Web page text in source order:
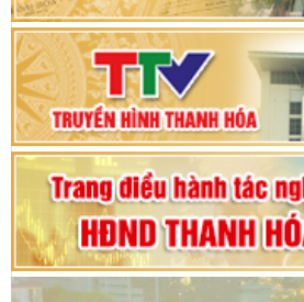
Thanh Hóa khóa XVIII,
Bế mạc Kỳ họp thứ hai
tỉnh khoá XVIII